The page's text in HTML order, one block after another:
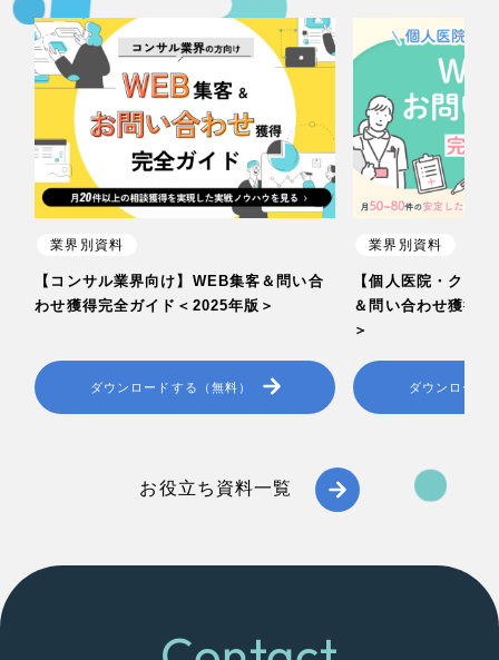
業界別資料
【コンサル業界向け】WEB集客＆問い合
わせ獲得完全ガイド＜2025年版＞
ダウンロードする（無料）
業界別資料
【個人医院・クリ
＆問い合わせ獲得
＞
ダウンロード
お役立ち資料一覧